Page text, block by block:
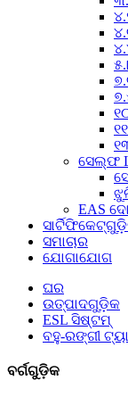
ସେଲ୍ଫ
EAS
ସମାଚାର
ଯୋଗାଯୋଗ
ଘର
ଉତ୍ପାଦଗୁଡ଼ିକ
ESL ସିଷ୍ଟମ୍
ବହୁ-ରଙ୍ଗୀ
ବର୍ଗଗୁଡ଼ିକ